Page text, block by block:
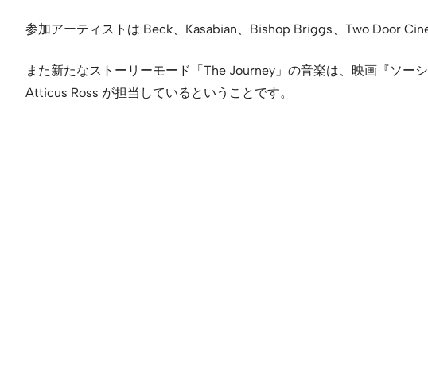
参加アーティストは Beck、Kasabian、Bishop Briggs、Two Door
また新たなストーリーモード「The Journey」の音楽は、映画『ソー
Atticus Ross が担当しているということです。